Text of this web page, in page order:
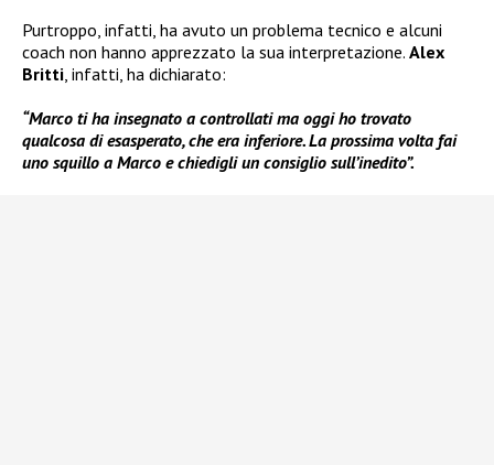
Purtroppo, infatti, ha avuto un problema tecnico e alcuni
coach non hanno apprezzato la sua interpretazione. Alex
Britti , infatti, ha dichiarato:
“Marco ti ha insegnato a controllati ma oggi ho trovato
qualcosa di esasperato, che era inferiore. La prossima volta fai
uno squillo a Marco e chiedigli un consiglio sull’inedito”.